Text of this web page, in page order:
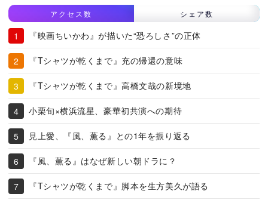
アクセス数 シェア数
『映画ちいかわ』が描いた“恐ろしさ”の正体
『Tシャツが乾くまで』充の帰還の意味
『Tシャツが乾くまで』高橋文哉の新境地
小栗旬×横浜流星、豪華初共演への期待
見上愛、『風、薫る』との1年を振り返る
『風、薫る』はなぜ新しい朝ドラに？
『Tシャツが乾くまで』脚本を生方美久が語る